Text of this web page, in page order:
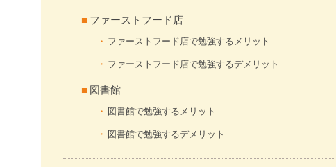
ファーストフード店
ファーストフード店で勉強するメリット
ファーストフード店で勉強するデメリット
図書館
図書館で勉強するメリット
図書館で勉強するデメリット